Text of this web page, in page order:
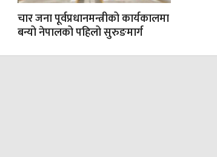
चार जना पूर्वप्रधानमन्त्रीको कार्यकालमा
बन्यो नेपालको पहिलो सुरुङमार्ग